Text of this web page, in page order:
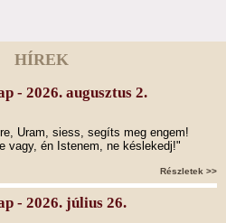
HÍREK
- 2026. augusztus 2.
Uram, siess, segíts meg engem!
vagy, én Istenem, ne késlekedj!"
Részletek >>
- 2026. július 26.